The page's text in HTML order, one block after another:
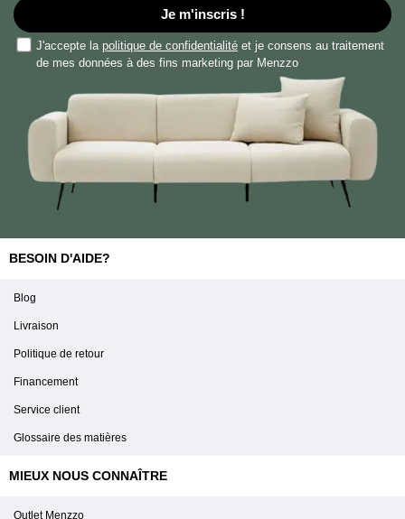
Je m'inscris !
J'accepte la politique de confidentialité et je consens au traitement
de mes données à des fins marketing par Menzzo
BESOIN D'AIDE?
Blog
Livraison
Politique de retour
Financement
Service client
Glossaire des matières
MIEUX NOUS CONNAÎTRE
Outlet Menzzo